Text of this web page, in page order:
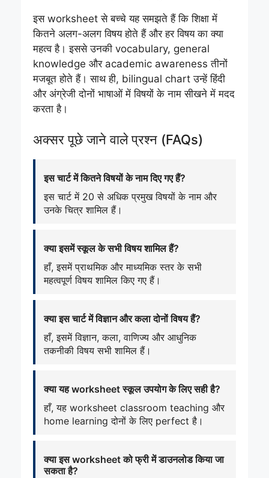
इस worksheet से बच्चे यह समझते हैं कि शिक्षा में
कितने अलग-अलग विषय होते हैं और हर विषय का क्या
महत्व है। इससे उनकी vocabulary, general
knowledge और academic awareness तीनों
मजबूत होते हैं। साथ ही, bilingual chart उन्हें हिंदी
और अंग्रेजी दोनों भाषाओं में विषयों के नाम सीखने में मदद
करता है।
अक्सर पूछे जाने वाले प्रश्न (FAQs)
इस चार्ट में कितने विषयों के नाम दिए गए हैं?
इस चार्ट में 20 से अधिक प्रमुख विषयों के नाम और
उनके चित्र शामिल हैं।
क्या इसमें स्कूल के सभी विषय शामिल हैं?
हाँ, इसमें प्राथमिक और माध्यमिक स्तर के सभी
महत्वपूर्ण विषय शामिल किए गए हैं।
क्या इस चार्ट में विज्ञान और कला दोनों विषय हैं?
हाँ, इसमें विज्ञान, कला, वाणिज्य और आधुनिक
तकनीकी विषय सभी शामिल हैं।
क्या यह worksheet स्कूल उपयोग के लिए सही है?
हाँ, यह worksheet classroom teaching और
home learning दोनों के लिए perfect है।
क्या इस worksheet को फ्री में डाउनलोड किया जा
सकता है?